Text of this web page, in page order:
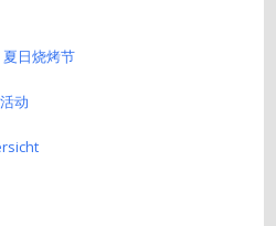
日烧烤节
动